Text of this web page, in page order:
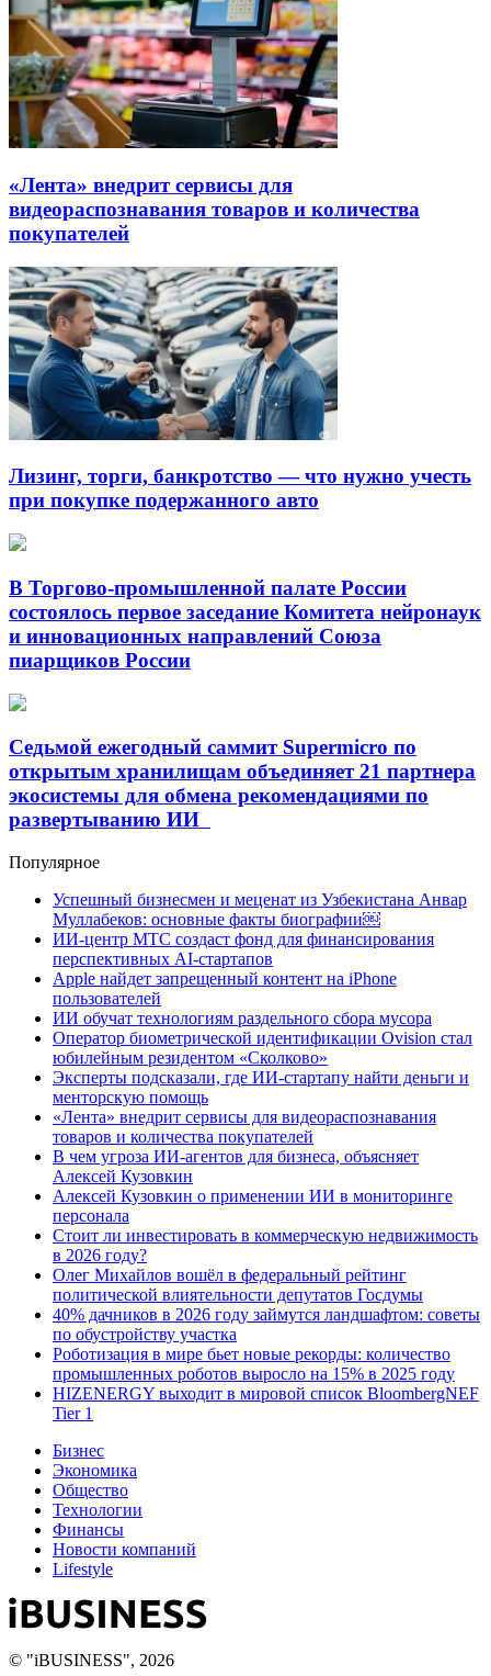
«Лента» внедрит сервисы для
видеораспознавания товаров и количества
покупателей
Лизинг, торги, банкротство — что нужно учесть
при покупке подержанного авто
В Торгово-промышленной палате России
состоялось первое заседание Комитета нейронаук
и инновационных направлений Союза
пиарщиков России
Седьмой ежегодный саммит Supermicro по
открытым хранилищам объединяет 21 партнера
экосистемы для обмена рекомендациями по
развертыванию ИИ
Популярное
Успешный бизнесмен и меценат из Узбекистана Анвар
Муллабеков: основные факты биографии￼
ИИ-центр МТС создаст фонд для финансирования
перспективных AI-стартапов
Apple найдет запрещенный контент на iPhone
пользователей
ИИ обучат технологиям раздельного сбора мусора
Оператор биометрической идентификации Ovision стал
юбилейным резидентом «Сколково»
Эксперты подсказали, где ИИ-стартапу найти деньги и
менторскую помощь
«Лента» внедрит сервисы для видеораспознавания
товаров и количества покупателей
В чем угроза ИИ-агентов для бизнеса, объясняет
Алексей Кузовкин
Алексей Кузовкин о применении ИИ в мониторинге
персонала
Стоит ли инвестировать в коммерческую недвижимость
в 2026 году?
Олег Михайлов вошёл в федеральный рейтинг
политической влиятельности депутатов Госдумы
40% дачников в 2026 году займутся ландшафтом: советы
по обустройству участка
Роботизация в мире бьет новые рекорды: количество
промышленных роботов выросло на 15% в 2025 году
HIZENERGY выходит в мировой список BloombergNEF
Tier 1
Бизнес
Экономика
Общество
Технологии
Финансы
Новости компаний
Lifestyle
© "iBUSINESS", 2026